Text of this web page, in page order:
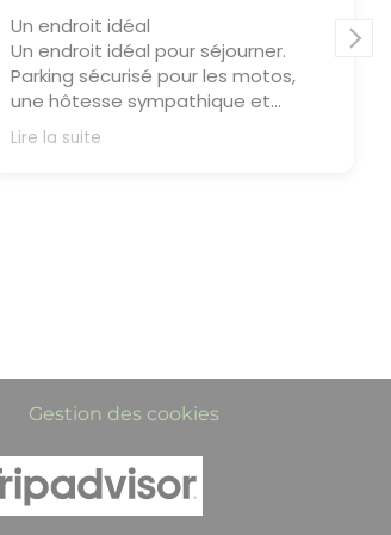
Un endroit idéal
Un endroit idéal pour séjourner.
Parking sécurisé pour les motos,
une hôtesse sympathique et
attentive. Nous espérons revenir et
y rester plus longtemps la
plaisir de vous revoir trés bientôt.
Lire la suite
Gestion des cookies